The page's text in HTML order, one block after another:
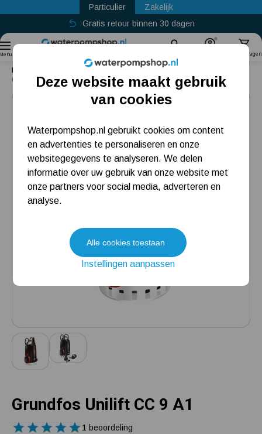
Particulier
Zakelijk
Gratis retour binnen 30 dagen
Winkelwagen
Populaire categorieën
Hydrofoorpomp
Dompelpomp
Pompput
Meest gelezen blogs
Tuin besproeien? Lees hier welke tuinpomp u nodig heeft
Installatie van een beregenings- / hydrofoorpomp
Grundfos Unilift CC 9 A1
Grundfos Unilift CC 9 A1
1 beoordeling
Deze website maakt gebruik
van cookies
Waterpompshop.nl gebruikt cookies om content
en advertenties te personaliseren en onze
websitegegevens te analyseren. We delen
informatie over uw gebruik van onze website met
onze partners voor social media, adverteren en
analyse.
Alle cookies toestaan
Instellingen aanpassen